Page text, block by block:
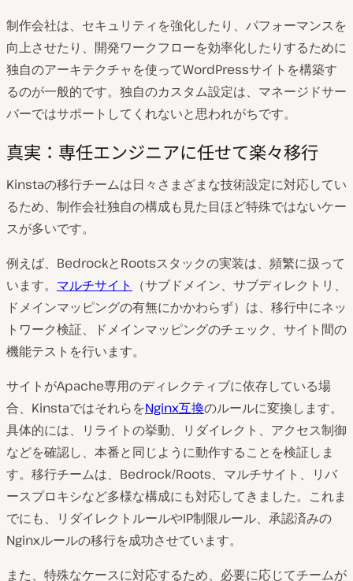
制作会社は、セキュリティを強化したり、パフォーマンスを
向上させたり、開発ワークフローを効率化したりするために
独自のアーキテクチャを使ってWordPressサイトを構築す
るのが一般的です。独自のカスタム設定は、マネージドサー
バーではサポートしてくれないと思われがちです。
真実：専任エンジニアに任せて楽々移行
Kinstaの移行チームは日々さまざまな技術設定に対応してい
るため、制作会社独自の構成も見た目ほど特殊ではないケー
スが多いです。
例えば、BedrockとRootsスタックの実装は、頻繁に扱って
います。 マルチサイト
（サブドメイン、サブディレクトリ、
ドメインマッピングの有無にかかわらず）は、移行中にネッ
トワーク検証、ドメインマッピングのチェック、サイト間の
機能テストを行います。
サイトがApache専用のディレクティブに依存している場
合、KinstaではそれらをNginx互換のルールに変換します。
具体的には、リライトの挙動、リダイレクト、アクセス制御
などを確認し、本番と同じように動作することを検証しま
す。移行チームは、Bedrock/Roots、マルチサイト、リバ
ースプロキシなど多様な構成にも対応してきました。これま
でにも、リダイレクトルールやIP制限ルール、承認済みの
Nginxルールの移行を成功させています。
また、特殊なケースに対応するため、必要に応じてチームが